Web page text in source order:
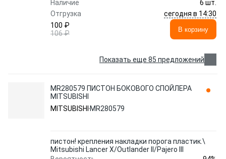
Наличие
6 шт.
Отгрузка
сегодня в 14:30
100 ₽
106 ₽
В корзину
Показать еще 85 предложений
MR280579 ПИСТОН БОКОВОГО СПОЙЛЕРА
MITSUBISHI
MITSUBISHI MR280579
пистон! крепления накладки порога пластик.\
Mitsubishi Lancer X/Outlander II/Pajero III